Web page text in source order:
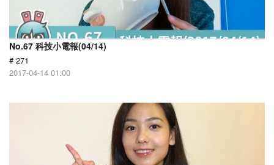
No.67 科技小電報(04/14)
# 271
2017-04-14 01:00